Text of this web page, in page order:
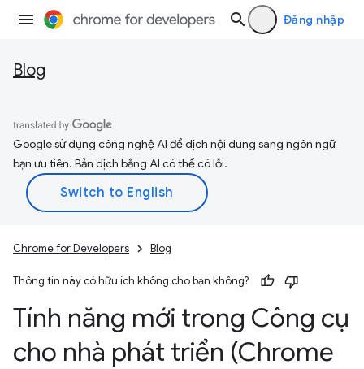
Đăng nhập
Blog
Google sử dụng công nghệ AI để dịch nội dung sang ngôn ngữ
bạn ưu tiên. Bản dịch bằng AI có thể có lỗi.
Chrome for Developers Blog
Thông tin này có hữu ích không cho bạn không?
Tính năng mới trong Công cụ
cho nhà phát triển (Chrome